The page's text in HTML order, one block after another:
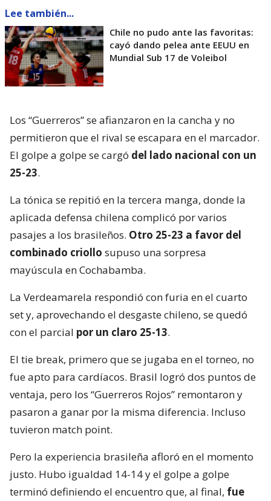
Lee también...
Chile no pudo ante las favoritas:
cayó dando pelea ante EEUU en
Mundial Sub 17 de Voleibol
Los “Guerreros” se afianzaron en la cancha y no
permitieron que el rival se escapara en el marcador.
El golpe a golpe se cargó del lado nacional con un
25-23.
La tónica se repitió en la tercera manga, donde la
aplicada defensa chilena complicó por varios
pasajes a los brasileños. Otro 25-23 a favor del
combinado criollo supuso una sorpresa
mayúscula en Cochabamba.
La Verdeamarela respondió con furia en el cuarto
set y, aprovechando el desgaste chileno, se quedó
con el parcial por un claro 25-13.
El tie break, primero que se jugaba en el torneo, no
fue apto para cardíacos. Brasil logró dos puntos de
ventaja, pero los “Guerreros Rojos” remontaron y
pasaron a ganar por la misma diferencia. Incluso
tuvieron match point.
Pero la experiencia brasileña afloró en el momento
justo. Hubo igualdad 14-14 y el golpe a golpe
terminó definiendo el encuentro que, al final, fue